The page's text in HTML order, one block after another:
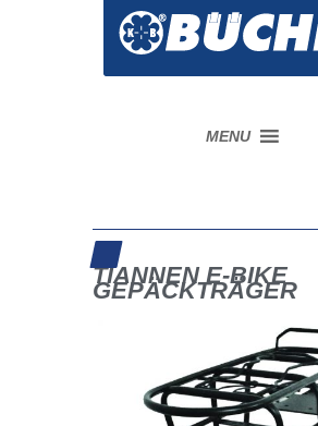
MENU
TIANNEN E-BIKE
GEPÄCKTRÄGER